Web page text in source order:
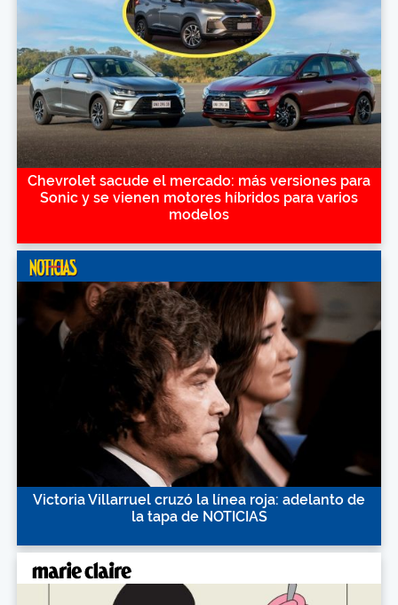
Chevrolet sacude el mercado: más versiones para
Sonic y se vienen motores híbridos para varios
modelos
Victoria Villarruel cruzó la línea roja: adelanto de
la tapa de NOTICIAS